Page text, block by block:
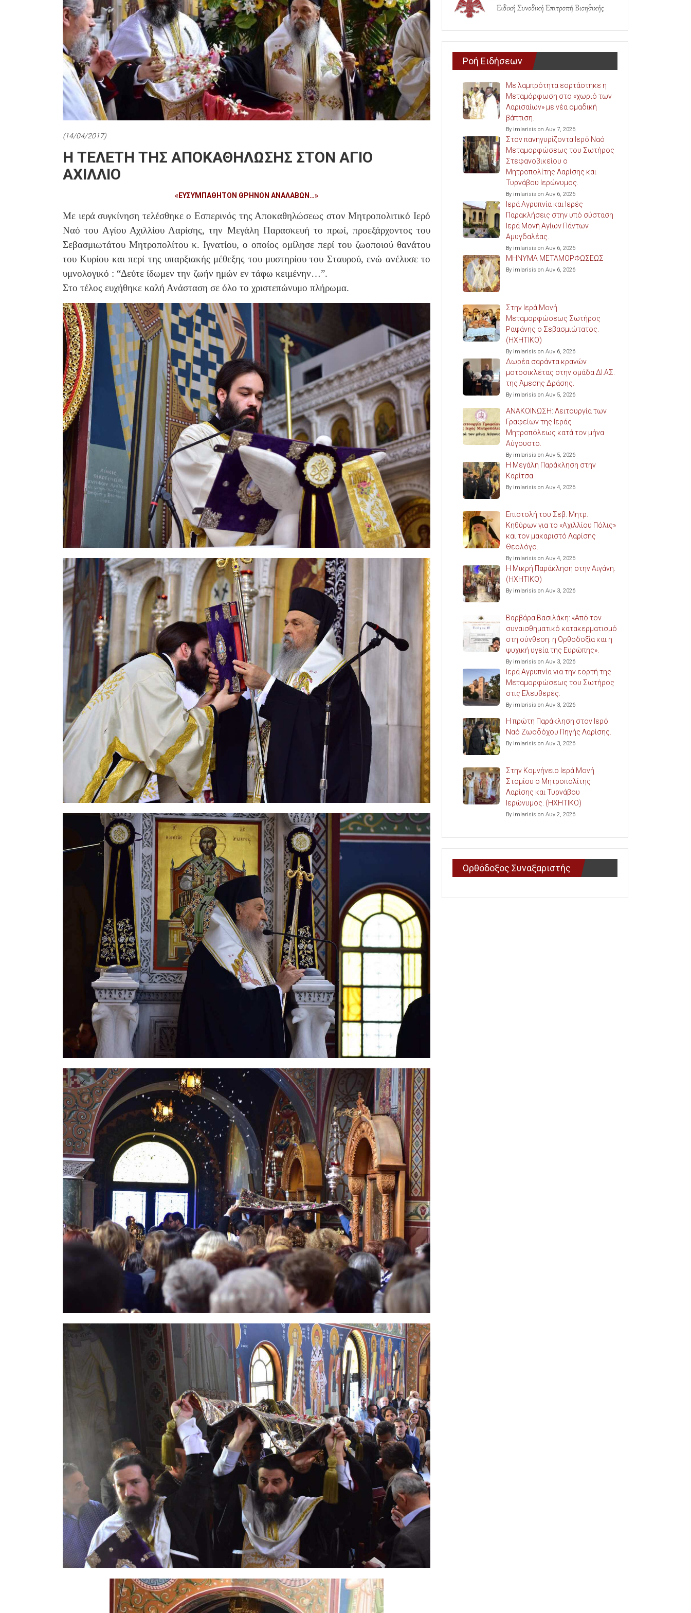
(14/04/2017)
Η ΤΕΛΕΤΗ ΤΗΣ ΑΠΟΚΑΘΗΛΩΣΗΣ ΣΤΟΝ ΑΓΙΟ
ΑΧΙΛΛΙΟ
«ΕΥΣΥΜΠΑΘΗΤΟΝ ΘΡΗΝΟΝ ΑΝΑΛΑΒΩΝ…»
Με ιερά συγκίνηση τελέσθηκε ο Εσπερινός της Αποκαθηλώσεως στον Μητροπολιτικό Ιερό
Ναό του Aγίου Αχιλλίου Λαρίσης, την Μεγάλη Παρασκευή το πρωί, προεξάρχοντος του
Σεβασμιωτάτου Μητροπολίτου κ. Ιγνατίου, ο οποίος ομίλησε περί του ζωοποιού θανάτου
του Κυρίου και περί της υπαρξιακής μέθεξης του μυστηρίου του Σταυρού, ενώ ανέλυσε το
υμνολογικό : “Δεύτε ίδωμεν την ζωήν ημών εν τάφω κειμένην…”.
Στο τέλος ευχήθηκε καλή Ανάσταση σε όλο το χριστεπώνυμο πλήρωμα.
Ροή Ειδήσεων
Με λαμπρότητα εορτάστηκε η
Μεταμόρφωση στο «χωριό των
Λαρισαίων» με νέα ομαδική
βάπτιση.
By imlarisis on Αυγ 7, 2026
Στον πανηγυρίζοντα Ιερό Ναό
Μεταμορφώσεως του Σωτήρος
Στεφανοβικείου ο
Μητροπολίτης Λαρίσης και
Τυρνάβου Ιερώνυμος.
By imlarisis on Αυγ 6, 2026
Ιερά Αγρυπνία και Ιερές
Παρακλήσεις στην υπό σύσταση
Ιερά Μονή Αγίων Πάντων
Αμυγδαλέας.
By imlarisis on Αυγ 6, 2026
ΜΗΝΥΜΑ ΜΕΤΑΜΟΡΦΩΣΕΩΣ
By imlarisis on Αυγ 6, 2026
Στην Ιερά Μονή
Μεταμορφώσεως Σωτήρος
Ραψάνης ο Σεβασμιώτατος.
(ΗΧΗΤΙΚΟ)
By imlarisis on Αυγ 6, 2026
Δωρέα σαράντα κρανών
μοτοσικλέτας στην ομάδα ΔΙ.ΑΣ.
της Άμεσης Δράσης.
By imlarisis on Αυγ 5, 2026
ΑΝΑΚΟΙΝΩΣΗ: Λειτουργία των
Γραφείων της Ιεράς
Μητροπόλεως κατά τον μήνα
Αύγουστο.
By imlarisis on Αυγ 5, 2026
Η Μεγάλη Παράκληση στην
Καρίτσα.
By imlarisis on Αυγ 4, 2026
Επιστολή του Σεβ. Μητρ.
Κηθύρων για το «Αχιλλίου Πόλις»
και τον μακαριστό Λαρίσης
Θεολόγο.
By imlarisis on Αυγ 4, 2026
Η Μικρή Παράκληση στην Αιγάνη.
(ΗΧΗΤΙΚΟ)
By imlarisis on Αυγ 3, 2026
Βαρβάρα Βασιλάκη: «Από τον
συναισθηματικό κατακερματισμό
στη σύνθεση: η Ορθοδοξία και η
ψυχική υγεία της Ευρώπης».
By imlarisis on Αυγ 3, 2026
Ιερά Αγρυπνία για την εορτή της
Μεταμορφώσεως του Σωτήρος
στις Ελευθερές.
By imlarisis on Αυγ 3, 2026
Η πρώτη Παράκληση στον Ιερό
Ναό Ζωοδόχου Πηγής Λαρίσης.
By imlarisis on Αυγ 3, 2026
Στην Κομνήνειο Ιερά Μονή
Στομίου ο Μητροπολίτης
Λαρίσης και Τυρνάβου
Ιερώνυμος. (ΗΧΗΤΙΚΟ)
By imlarisis on Αυγ 2, 2026
Ορθόδοξος Συναξαριστής